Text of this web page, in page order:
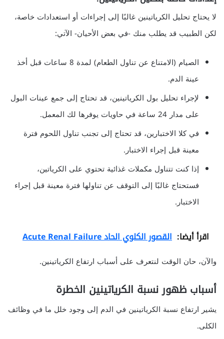
لا يحتاج تحليل الكرياتينين غالبًا إلى إجراءات أو استعدادات خاصة،
لكن الطبيب قد يطلب منك -في بعض الأحيان- الآتي:
الصيام (الامتناع عن تناول الطعام) لمدة 8 ساعات قبل أخذ
عينة الدم.
لإجراء تحليل بول الكرياتينين، قد تحتاج إلى جمع عينات البول
على مدار 24 ساعة في حاويات يوفرها لك المعمل.
في كلا الاختبارين، قد تحتاج إلى تجنب تناول اللحوم فترة
معينة قبل إجراء الاختبار.
إذا كنت تتناول مكملات غذائية تحتوي على الكرياتين،
فستحتاج غالبًا إلى التوقف عن تناولها فترة معينة قبل إجراء
الاختبار.
اقرأ أيضا: القصور الكلوي الحاد Acute Renal Failure
والآن، حان الوقت لنتعرف على أسباب ارتفاع الكرياتينين.
أسباب ظهور نسبة الكرياتينين الخطرة
يشير ارتفاع نسبة الكرياتينين في الدم إلى وجود خلل ما في وظائف
الكلى.